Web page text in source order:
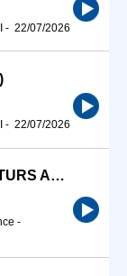
- 22/07/2026
- 22/07/2026
INTERMARCHÉ RECRUTE SES FUTURS APPRENTIS BP BOUCHERS H/F
-